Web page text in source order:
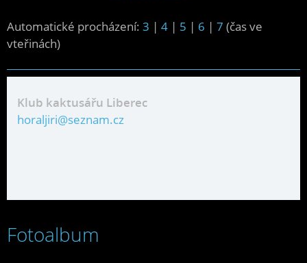
Automatické procházení: 3 | 4 | 5 | 6 | 7 (čas ve
vteřinách)
Klub kaktusářu Liberec
horaljiri@seznam.cz
Fotoalbum